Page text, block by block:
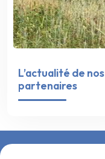
L’actualité de nos
partenaires